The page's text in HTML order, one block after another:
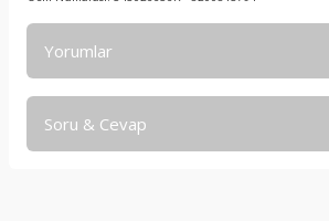
Yorumlar
Soru & Cevap